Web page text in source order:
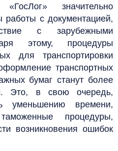
значительно
работы с документацией,
с зарубежными
этому, процедуры
для транспортировки
транспортных
бумаг станут более
Это, в свою очередь,
уменьшению времени,
процедуры,
возникновения ошибок